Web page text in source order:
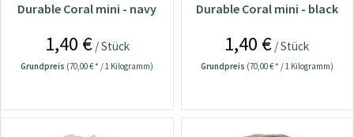
Durable Coral mini - navy
1,40 €/ Stück
Grundpreis (70,00 € * / 1 Kilogramm)
Durable Coral mini - black
1,40 € / Stück
Grundpreis (70,00 € * / 1 Kilogramm)